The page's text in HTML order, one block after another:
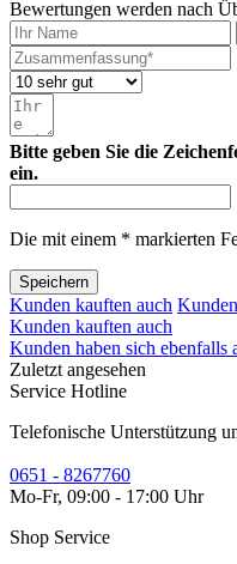
Bewertungen werden nach
Bitte geben Sie die
ein.
Die mit einem * markierten
Speichern
Kunden kauften auch
Kunden kauften auch
Kunden haben sich ebenfalls
Zuletzt angesehen
Service Hotline
Telefonische Unterstützung
0651 - 8267760
Mo-Fr, 09:00 - 17:00 Uhr
Shop Service